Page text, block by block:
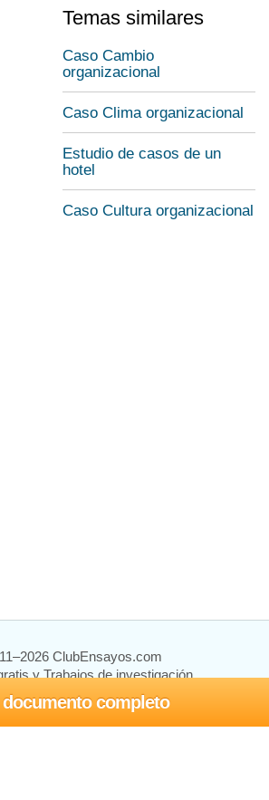
documento completo
Temas similares
Caso Cambio
organizacional
Caso Clima organizacional
Estudio de casos de un
hotel
Caso Cultura organizacional
ClubEnsayos.com
y Trabajos de investigación